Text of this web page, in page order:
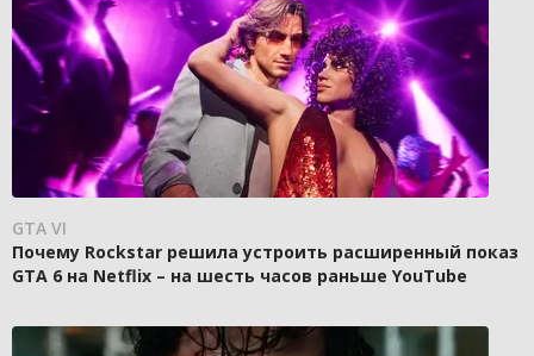
GTA VI
Почему Rockstar решила устроить расширенный показ
GTA 6 на Netflix – на шесть часов раньше YouTube